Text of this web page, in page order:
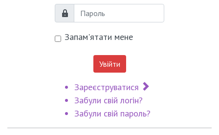
Пароль
Запам'ятати мене
Увійти
Зареєструватися
Забули свій логін?
Забули свій пароль?